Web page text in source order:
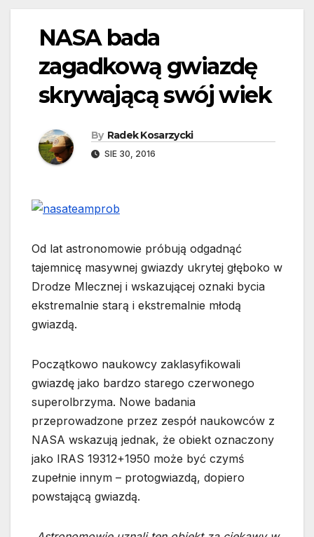
NASA bada
zagadkową gwiazdę
skrywającą swój wiek
By Radek Kosarzycki
SIE 30, 2016
Od lat astronomowie próbują odgadnąć
tajemnicę masywnej gwiazdy ukrytej głęboko w
Drodze Mlecznej i wskazującej oznaki bycia
ekstremalnie starą i ekstremalnie młodą
gwiazdą.
Początkowo naukowcy zaklasyfikowali
gwiazdę jako bardzo starego czerwonego
superolbrzyma. Nowe badania
przeprowadzone przez zespół naukowców z
NASA wskazują jednak, że obiekt oznaczony
jako IRAS 19312+1950 może być czymś
zupełnie innym – protogwiazdą, dopiero
powstającą gwiazdą.